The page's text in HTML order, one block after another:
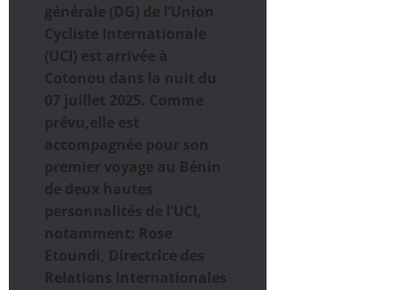
générale (DG) de l’Union
Cycliste Internationale
(UCI) est arrivée à
Cotonou dans la nuit du
07 juillet 2025. Comme
prévu,elle est
accompagnée pour son
premier voyage au Bénin
de deux hautes
personnalités de l’UCI,
notamment: Rose
Etoundi, Directrice des
Relations Internationales